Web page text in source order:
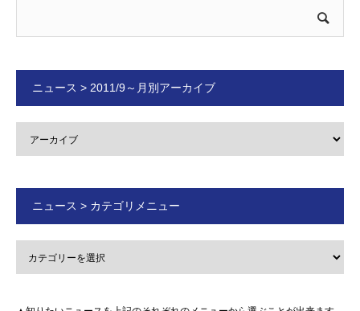
ニュース > 2011/9～月別アーカイブ
ニュース > カテゴリメニュー